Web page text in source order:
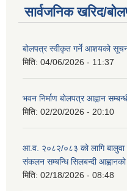
सार्वजनिक खरिद/
बोलपत्र स्वीकृत गर्ने आशयको
मिति: 04/06/2026 - 11:37
भवन निर्माण बोलपत्र आह्वान
मिति: 02/20/2026 - 20:10
आ.व. २०८२/०८३ को लागि बालुवा
संकलन सम्बन्धि सिलबन्दी
मिति: 02/18/2026 - 08:48